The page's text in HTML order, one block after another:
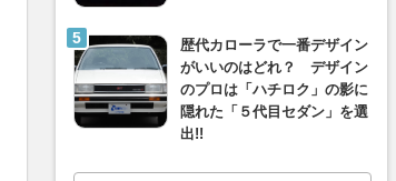
歴代カローラで一番デザイン
がいいのはどれ？ デザイン
のプロは「ハチロク」の影に
隠れた「５代目セダン」を選
出!!